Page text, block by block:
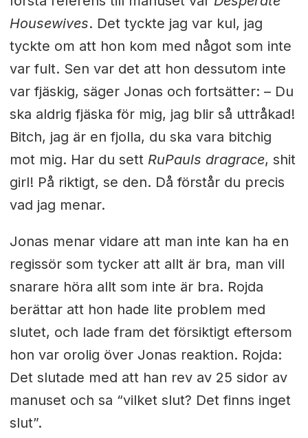
Housewives. Det tyckte jag var kul, jag
tyckte om att hon kom med något som inte
var fult. Sen var det att hon dessutom inte
var fjäskig, säger Jonas och fortsätter: – Du
ska aldrig fjäska för mig, jag blir så uttråkad!
Bitch, jag är en fjolla, du ska vara bitchig
mot mig. Har du sett RuPauls dragrace, shit
girl! På riktigt, se den. Då förstår du precis
vad jag menar.
Jonas menar vidare att man inte kan ha en
regissör som tycker att allt är bra, man vill
snarare höra allt som inte är bra. Rojda
berättar att hon hade lite problem med
slutet, och lade fram det försiktigt eftersom
hon var orolig över Jonas reaktion. Rojda:
Det slutade med att han rev av 25 sidor av
manuset och sa “vilket slut? Det finns inget
slut”.